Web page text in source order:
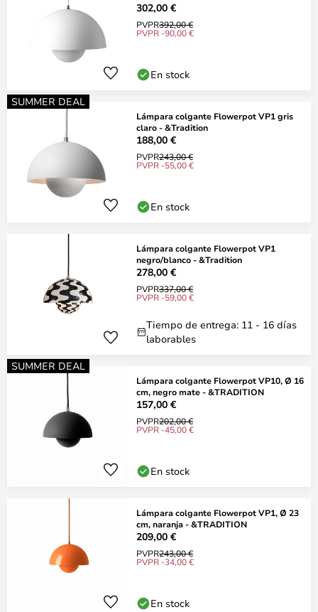
302,00 €
PVPR392,00 €
PVPR -90,00 €
En stock
SUMMER DEAL
Lámpara colgante Flowerpot VP1 gris
claro - &Tradition
188,00 €
PVPR243,00 €
PVPR -55,00 €
En stock
Lámpara colgante Flowerpot VP1
negro/blanco - &Tradition
278,00 €
PVPR337,00 €
PVPR -59,00 €
Tiempo de entrega: 11 - 16 días
laborables
SUMMER DEAL
Lámpara colgante Flowerpot VP10, Ø 16
cm, negro mate - &TRADITION
157,00 €
PVPR202,00 €
PVPR -45,00 €
En stock
Lámpara colgante Flowerpot VP1, Ø 23
cm, naranja - &TRADITION
209,00 €
PVPR243,00 €
PVPR -34,00 €
En stock